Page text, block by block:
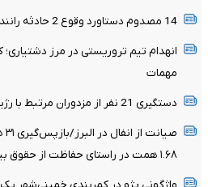
14 مصدوم دستاورد وقوع 2 حادثه رانندگی در محدوده پل سریز
انهدام تیم تروریستی در مرز
مهمات
دستگیری 21 نفر از مزدوران مرتبط با رژیم صهیونیستی در استان کرمان
۱.۶۸ همت در راستای حفاظت از حقوق بیت‌المال